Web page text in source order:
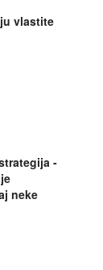
vlastite
-
neke